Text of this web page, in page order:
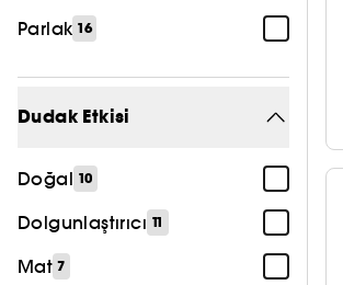
Mor 37
Pembe 75
Siyah 3
Parlak 16
Dudak Etkisi
Doğal 10
Dolgunlaştırıcı 11
Mat 7